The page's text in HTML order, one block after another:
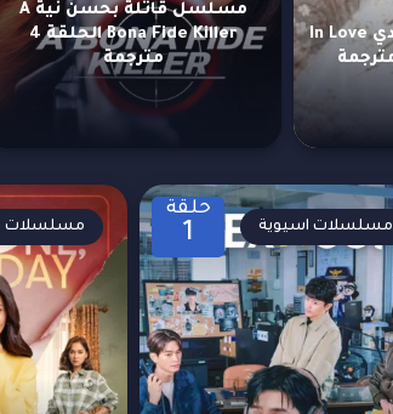
مسلسل في الحب الأبدي In Love
مسلسل قاتلة بحسن نية A
Bona Fide Killer الحلقة 4
مترجمة
حلقة
1 مسلسلات اسيوية مسلسلات